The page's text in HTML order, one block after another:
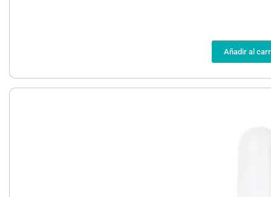
Añadir al